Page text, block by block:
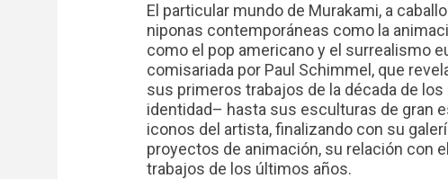
El particular mundo de Murakami, a
niponas contemporáneas como la
como el pop americano y el surrealismo
comisariada por Paul Schimmel, que
sus primeros trabajos de la década de
identidad– hasta sus esculturas de gran
iconos del artista, finalizando con su
proyectos de animación, su relación con
trabajos de los últimos años.